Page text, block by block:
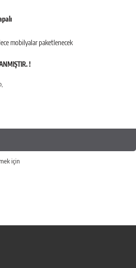
mobilyalar paketlenecek
!
için